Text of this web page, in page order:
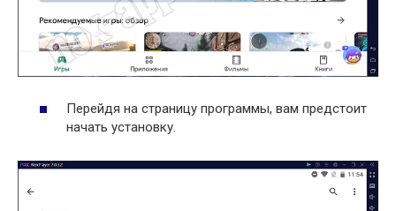
Перейдя на страницу программы, вам предстоит
начать установку.